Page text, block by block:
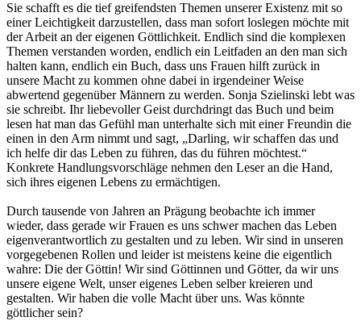
Sie schafft es die tief greifendsten Themen unserer Existenz mit so
einer Leichtigkeit darzustellen, dass man sofort loslegen möchte mit
der Arbeit an der eigenen Göttlichkeit. Endlich sind die komplexen
Themen verstanden worden, endlich ein Leitfaden an den man sich
halten kann, endlich ein Buch, dass uns Frauen hilft zurück in
unsere Macht zu kommen ohne dabei in irgendeiner Weise
abwertend gegenüber Männern zu werden. Sonja Szielinski lebt was
sie schreibt. Ihr liebevoller Geist durchdringt das Buch und beim
lesen hat man das Gefühl man unterhalte sich mit einer Freundin die
einen in den Arm nimmt und sagt, „Darling, wir schaffen das und
ich helfe dir das Leben zu führen, das du führen möchtest.“
Konkrete Handlungsvorschläge nehmen den Leser an die Hand,
sich ihres eigenen Lebens zu ermächtigen.
Durch tausende von Jahren an Prägung beobachte ich immer
wieder, dass gerade wir Frauen es uns schwer machen das Leben
eigenverantwortlich zu gestalten und zu leben. Wir sind in unseren
vorgegebenen Rollen und leider ist meistens keine die eigentlich
wahre: Die der Göttin! Wir sind Göttinnen und Götter, da wir uns
unsere eigene Welt, unser eigenes Leben selber kreieren und
gestalten. Wir haben die volle Macht über uns. Was könnte
göttlicher sein?